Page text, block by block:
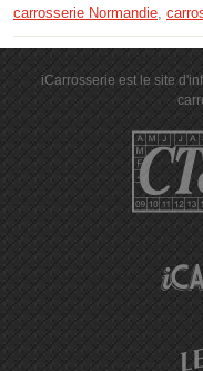
carrosserie Normandie
iCarrosserie est le site